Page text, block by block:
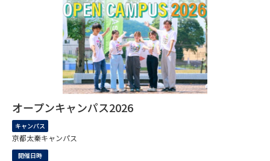
大学研究 大学検索
大学で学べる内容や特徴を調べる
新増設大学・学部・学科特集
国際・グローバルに強い大学特
データサイエンス特集
オープンキャンパス2026
キャンパス
京都太秦キャンパス
開催日時